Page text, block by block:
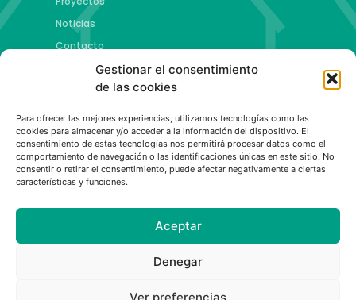
Gestionar el consentimiento
de las cookies
Para ofrecer las mejores experiencias, utilizamos tecnologías como las
cookies para almacenar y/o acceder a la información del dispositivo. El
consentimiento de estas tecnologías nos permitirá procesar datos como el
comportamiento de navegación o las identificaciones únicas en este sitio. No
consentir o retirar el consentimiento, puede afectar negativamente a ciertas
características y funciones.
Aceptar
Denegar
Ver preferencias
Noticias
Contacto
Proyectos
Copa esMontañas
Red de emprendimiento de base tecnológica
Capital Española de las Montañas
Política de privacidad | Aviso legal | Política de cookies